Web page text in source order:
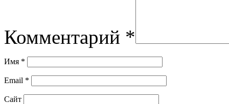
Комментарий *
Имя *
Email *
Сайт